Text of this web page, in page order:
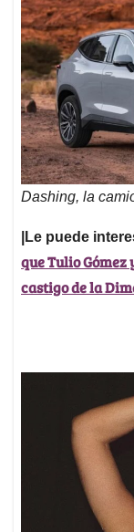
Dashing, la
|Le puede
que Tulio
castigo de la